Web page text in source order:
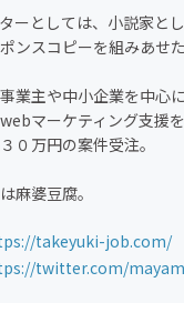
ーとしては、小説家と
ンスコピーを組みあせ
業主や中小企業を中心
マーケティング支援を
０万円の案件受注。
麻婆豆腐。
takeyuki-job.com/
twitter.com/